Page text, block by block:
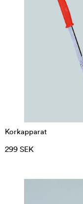
Korkapparat
299 SEK